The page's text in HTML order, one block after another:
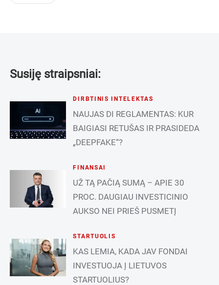
Susiję straipsniai:
DIRBTINIS INTELEKTAS
NAUJAS DI REGLAMENTAS: KUR
BAIGIASI RETUŠAS IR PRASIDEDA
„DEEPFAKE“?
FINANSAI
UŽ TĄ PAČIĄ SUMĄ – APIE 30
PROC. DAUGIAU INVESTICINIO
AUKSO NEI PRIEŠ PUSMETĮ
STARTUOLIS
KAS LEMIA, KADA JAV FONDAI
INVESTUOJA Į LIETUVOS
STARTUOLIUS?